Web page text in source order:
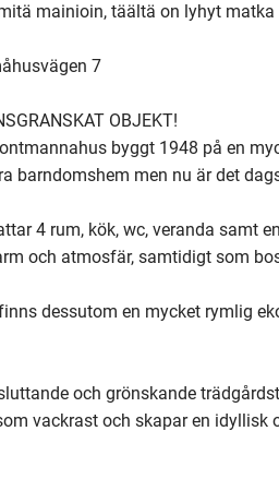
mainioin, täältä on lyhyt
7
OBJEKT!
byggt 1948 på en
barndomshem men nu är det
4 rum, kök, wc, veranda samt
och atmosfär, samtidigt som
dessutom en mycket rymlig
och grönskande
vackrast och skapar en